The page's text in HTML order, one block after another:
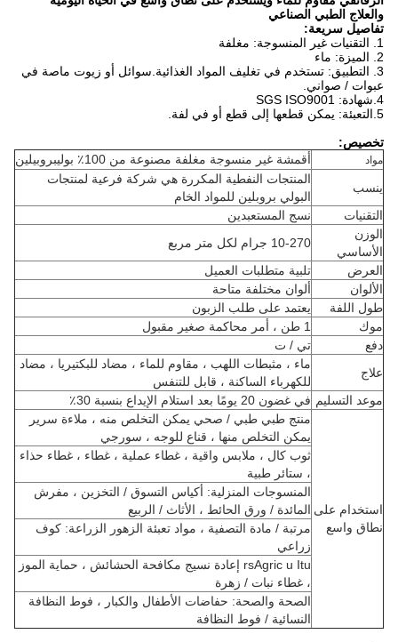
والعلاج الطبي الصناعي
تفاصيل سريعة:
1. التقنيات غير المنسوجة: مغلفة
2. الميزة: ماء
3. التطبيق: تستخدم في تغليف المواد الغذائية.سوائل أو زيوت ماصة في
عبوات / صواني.
4.شهادة: SGS ISO9001
5.التعبئة: يمكن قطعها إلى قطع أو في لفة.
تخصيص:
مواد
أقمشة غير منسوجة مغلفة مصنوعة من 100٪ بوليبروبيلين
ينسب
المنتجات النفطية المكررة هي شركة فرعية لمنتجات
البولي بروبلين للمواد الخام
التقنيات
نسج المستعبدين
الوزن
الأساسي
10-270 جرام لكل متر مربع
العرض
تلبية متطلبات العميل
الألوان
ألوان مختلفة متاحة
طول اللفة
يعتمد على طلب الزبون
موك
1 طن ، أمر محاكمة صغير مقبول
دفع
تي / ت
علاج
ماء ، مثبطات اللهب ، مقاوم للماء ، مضاد للبكتيريا ، مضاد
للكهرباء الساكنة ، قابل للتنفس
موعد التسليم في غضون 20 يومًا بعد استلام الإيداع بنسبة 30٪
استخدام على
نطاق واسع
منتج طبي طبي / صحي يمكن التخلص منه ، ملاءة سرير
يمكن التخلص منها ، قناع للوجه ، سورجي
ثوب كال ، ملابس واقية ، غطاء عملية ، غطاء ، غطاء حذاء
، ستائر طبية
المنسوجات المنزلية: أكياس التسوق / التخزين ، مفرش
المائدة / ورق الحائط ، الأثاث / الربيع
مرتبة / مادة التصفية ، مواد تعبئة الزهور الزراعة: كوف
زراعي
rsAgric u Itu إعادة نسيج مكافحة الحشائش ، حماية الموز
، غطاء نبات / زهرة
الصحة والصحة: ​​حفاضات الأطفال والكبار ، فوط النظافة
النسائية / فوط النظافة